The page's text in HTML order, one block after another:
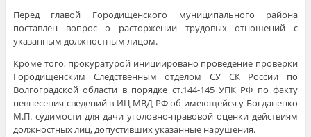
Перед главой Городищенского муниципального района
поставлен вопрос о расторжении трудовых отношений с
указанным должностным лицом.
Кроме того, прокуратурой инициировано проведение проверки
Городищенским Следственным отделом СУ СК России по
Волгоградской области в порядке ст.144-145 УПК РФ по факту
невнесения сведений в ИЦ МВД РФ об имеющейся у Богданенко
М.П. судимости для дачи уголовно-правовой оценки действиям
должностных лиц, допустивших указанные нарушения.